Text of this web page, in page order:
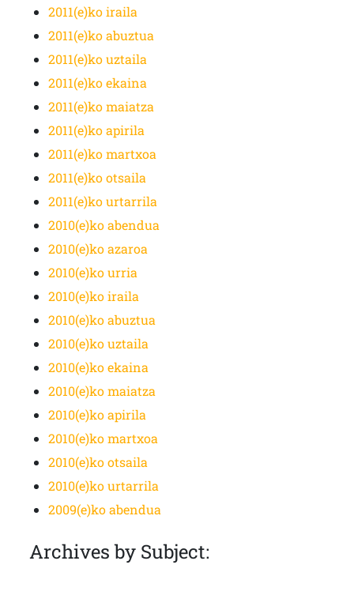
2011(e)ko iraila
2011(e)ko abuztua
2011(e)ko uztaila
2011(e)ko ekaina
2011(e)ko maiatza
2011(e)ko apirila
2011(e)ko martxoa
2011(e)ko otsaila
2011(e)ko urtarrila
2010(e)ko abendua
2010(e)ko azaroa
2010(e)ko urria
2010(e)ko iraila
2010(e)ko abuztua
2010(e)ko uztaila
2010(e)ko ekaina
2010(e)ko maiatza
2010(e)ko apirila
2010(e)ko martxoa
2010(e)ko otsaila
2010(e)ko urtarrila
2009(e)ko abendua
Archives by Subject: